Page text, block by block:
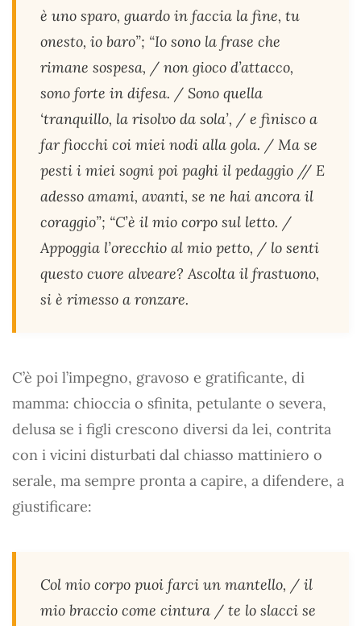
è uno sparo, guardo in faccia la fine, tu
onesto, io baro”; “Io sono la frase che
rimane sospesa, / non gioco d’attacco,
sono forte in difesa. / Sono quella
‘tranquillo, la risolvo da sola’, / e finisco a
far fiocchi coi miei nodi alla gola. / Ma se
pesti i miei sogni poi paghi il pedaggio // E
adesso amami, avanti, se ne hai ancora il
coraggio”; “C’è il mio corpo sul letto. /
Appoggia l’orecchio al mio petto, / lo senti
questo cuore alveare? Ascolta il frastuono,
si è rimesso a ronzare.
C’è poi l’impegno, gravoso e gratificante, di
mamma: chioccia o sfinita, petulante o severa,
delusa se i figli crescono diversi da lei, contrita
con i vicini disturbati dal chiasso mattiniero o
serale, ma sempre pronta a capire, a difendere, a
giustificare:
Col mio corpo puoi farci un mantello, / il
mio braccio come cintura / te lo slacci se